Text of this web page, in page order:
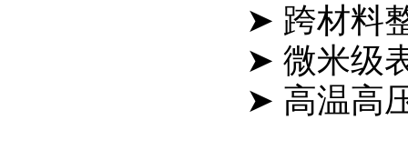
➤ 跨材料
➤ 微米级
➤ 高温高